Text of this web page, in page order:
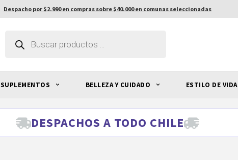
Despacho por $2.990 en compras sobre $40.000 en comunas seleccionadas
productos
SUPLEMENTOS BELLEZA Y CUIDADO ESTILO DE VIDA
DESPACHOS A TODO CHILE